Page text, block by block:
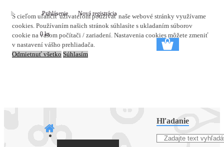
S cieľom uľahčiť užívateľom používať naše webové stránky využívame
cookies. Používaním našich stránok súhlasíte s ukladaním súborov
cookie na vašom počítači / zariadení. Nastavenia cookies môžete zmeniť
v nastavení vášho prehliadača.
Odmietnuť všetko Súhlasím
Hľadanie
Prihlásenie Nová registrácia
0 ks